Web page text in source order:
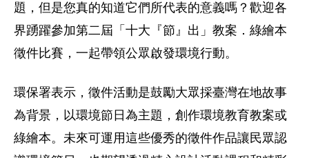
題，但是您真的知道它們所代表的意義嗎？歡迎各
界踴躍參加第二屆「十大『節』出」教案．綠繪本
徵件比賽，一起帶領公眾啟發環境行動。
環保署表示，徵件活動是鼓勵大眾採臺灣在地故事
為背景，以環境節日為主題，創作環境教育教案或
綠繪本。未來可運用這些優秀的徵件作品讓民眾認